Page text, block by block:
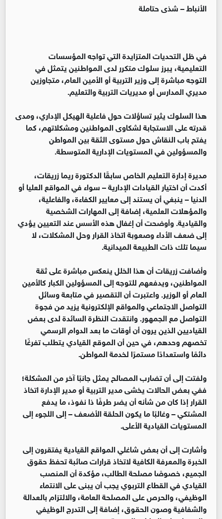
الأنباط – شذى حتاملة
في ظل التحديات المتزايدة التي تواجه المؤسسات
التعليمية، يبرز سلوك متكرر لدى المواطنين يتمثل في
التوجه مباشرة إلى وزير التربية أو الأمين العام، متجاوزين
مديري المدارس أو مديريات التربية والتعليم.
هذا السلوك يثير تساؤلات حول فاعلية الهيكل الإداري، ومدى
قدرته على الاستجابة لشكاوى المواطنين ومشكلاتهم، كما
يفتح باب النقاش حول مستوى الثقة بين المواطن
والمسؤولين في المستويات الإدارية المتوسطة.
مديرة إدارة التعليم الخاص سابقًا الدكتورة ريما زريقات،
أكدت أن اختيار القيادات الإدارية – سواء في المواقع العليا أو
الدنيا – ينبغي أن يستند إلى معايير الكفاءة، والفاعلية،
والمؤهلات العلمية، إضافة إلى المهارات الشخصية
والقيادية. وأوضحت أن إغفال هذه الأسس عند التعيين يؤدي
إلى ضعف الأداء وصعوبة اتخاذ القرار وحل المشكلات، لا
سيما تلك ذات الطبيعة الميدانية.
وأضافت زريقات أن هذا الخلل ينعكس مباشرة على ثقة
المواطنين، ويدفعهم للتوجه إلى المسؤولين الكبار كالأمين
العام أو الوزير. واعتبرت أن التقصير في متابعة وسائل
التواصل الاجتماعي والمواقع الإلكترونية يزيد من فجوة
التواصل مع الجمهور. وانتقدت النظرة السائدة لدى بعض
القياديين الذين يرون أن أوقات ما بعد الدوام الرسمي
تخصهم وحدهم، في حين أن الموقع القيادي يتطلب تفرغًا
دائمًا واستعدادًا مستمرًا لخدمة المواطن.
ولفتت إلى أن تضارب المصالح يمثل جانبًا آخر من المشكلة؛
ففي بعض الحالات يخشى مدير التربية أو مدير الإدارة اتخاذ
القرار إذا كان من شأنه أن يضر طرفًا ذا نفوذ، ما يدفع
المشتكي – وغالبًا ما يكون الحلقة الأضعف – إلى اللجوء إلى
المستويات القيادية الأعلى.
وأشارت إلى أن بعض شاغلي المواقع القيادية يفتقرون إلى
الخبرة والمعرفة الكافية لاتخاذ قرارات صائبة تحفظ حقوق
الجميع، خصوصًا مصلحة الطالب، مؤكدة أن المنصب
القيادي في القطاع التربوي يجب أن يبنى على الانتماء
الوظيفي، والحرص على المصلحة العامة، والالتزام بالعدالة
والشفافية وصون الحقوق، إضافة إلى التدرج الوظيفي